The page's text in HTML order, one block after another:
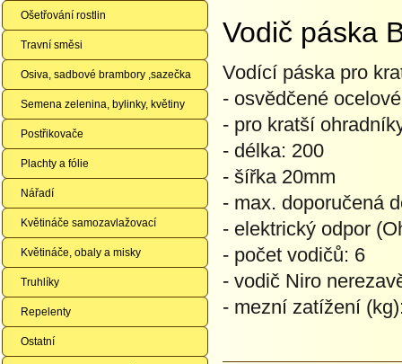
Ošetřování rostlin
Travní směsi
Osiva, sadbové brambory ,sazečka
Semena zelenina, bylinky, květiny
Postřikovače
Plachty a fólie
Nářadí
Květináče samozavlažovací
Květináče, obaly a misky
Truhlíky
Repelenty
Ostatní
Vodič páska
Vodící páska pro
- osvědčené
- pro kratší
- délka: 200
- šířka 20mm
- max. doporučená
- elektrický odpor
- počet vodičů: 6
- vodič Niro
- mezní zatížení